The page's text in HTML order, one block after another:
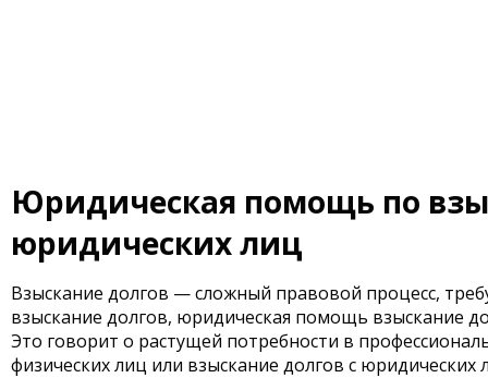
Юридическая помощь по
юридических лиц
Взыскание долгов — сложный правовой процесс,
взыскание долгов, юридическая помощь взыскание
Это говорит о растущей потребности в
физических лиц или взыскание долгов с